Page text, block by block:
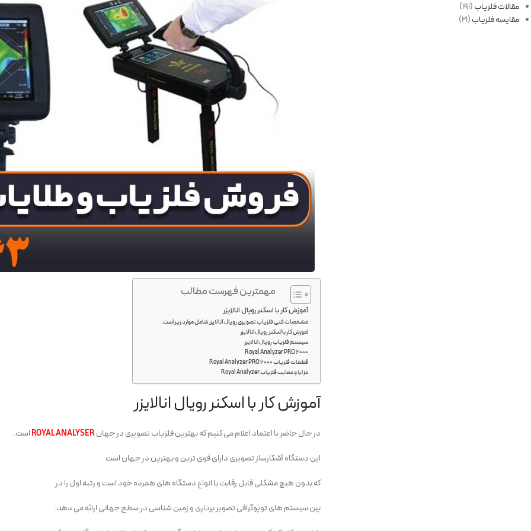
مقالات فلزیاب(191)
مقایسه فلزیاب(21)
مهمترین فهرست مطالب
آموزش کار با اسکنر رویال انالایزر
مشخصات فنی فلزیاب تصویری رویال آنالایزر شامل موارد زیر است:
اموزش کار با اسکنر رویال انالایزر
سیستم فلزیاب رویال انالایزر
Royal Analyzer PRO 6000
قطعات فلزیاب Royal Analyzer PRO 6000
مزایا و معایب فلزیاب Royal Analyzer
آموزش کار با اسکنر رویال انالایزر
در حال حاضر با اعتماد اعلام می کنیم که بهترین فلزیاب تصویری در جهانROYAL ANALYSERاست.
این دستگاه آشکارساز تصویری دارای قوی ترین و بهترین در جهان است
که بدون هیچ مشکلی قابل رقابت با انواع دستگاه های همرده خود است و رتبه اول را در
بین سیستم های توپوگرافی تصویر برداری و زمین شناسی در سطح جهانی ارائه می دهد.